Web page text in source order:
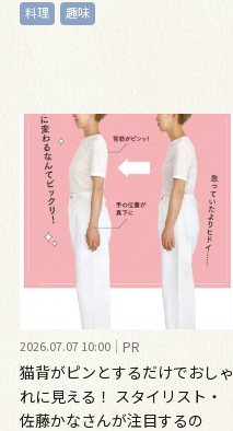
料理 趣味
2026.07.07 10:00 PR
猫背がピンとするだけでおしゃ
れに見える！ スタイリスト・
佐藤かなさんが注目するの